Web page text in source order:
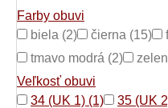
Farby obuvi
biela (2)
čierna (15)
tmavo modrá (2)
Veľkosť obuvi
34 (UK 1) (1)
35 (UK